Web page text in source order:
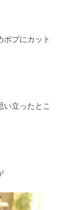
ボブにカット
い立ったとこ